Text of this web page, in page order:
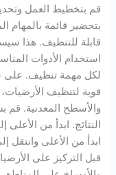
قم بتخطيط العمل
بتحضير قائمة بالمهام
قابلة للتنظيف. هذا
استخدام الأدوات
لكل مهمة تنظيف. على
قوية لتنظيف
والأسطح المعدنية. قم
النتائج. ابدأ من
ابدأ من الأعلى وانتقل
قبل التركيز على